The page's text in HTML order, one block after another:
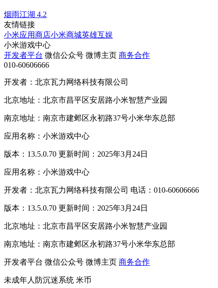
烟雨江湖 4.2
友情链接
小米应用商店小米商城英雄互娱
小米游戏中心
开发者平台 微信公众号 微博主页 商务合作
010-60606666
开发者：北京瓦力网络科技有限公司
北京地址：北京市昌平区安居路小米智慧产业园
南京地址：南京市建邺区永初路37号小米华东总部
应用名称：小米游戏中心
版本：13.5.0.70 更新时间：2025年3月24日
应用名称：小米游戏中心
开发者：北京瓦力网络科技有限公司 电话：010-60606666
版本：13.5.0.70 更新时间：2025年3月24日
北京地址：北京市昌平区安居路小米智慧产业园
南京地址：南京市建邺区永初路37号小米华东总部
开发者平台 微信公众号 微博主页 商务合作
未成年人防沉迷系统 米币